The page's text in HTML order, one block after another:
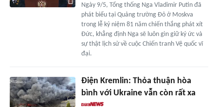
Ngày 9/5, Tổng thống Nga Vladimir Putin đã
phát biểu tại Quảng trường Đỏ ở Moskva
trong lễ kỷ niệm 81 năm chiến thắng phát xít
Đức, khẳng định Nga sẽ luôn gìn giữ ký ức và
sự thật lịch sử về cuộc Chiến tranh Vệ quốc vĩ
đại.
Điện Kremlin: Thỏa thuận hòa
bình với Ukraine vẫn còn rất xa